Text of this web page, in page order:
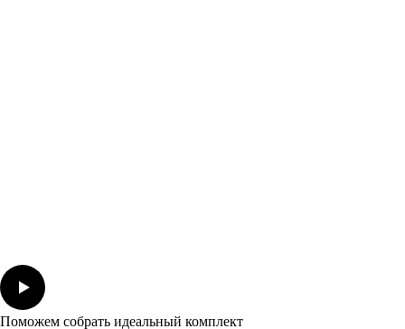
Поможем собрать идеальный комплект